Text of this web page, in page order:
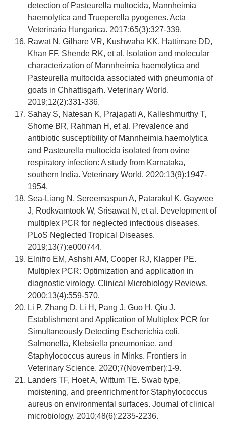
detection of Pasteurella multocida, Mannheimia
haemolytica and Trueperella pyogenes. Acta
Veterinaria Hungarica. 2017;65(3):327-339.
Rawat N, Gilhare VR, Kushwaha KK, Hattimare DD,
Khan FF, Shende RK, et al. Isolation and molecular
characterization of Mannheimia haemolytica and
Pasteurella multocida associated with pneumonia of
goats in Chhattisgarh. Veterinary World.
2019;12(2):331-336.
Sahay S, Natesan K, Prajapati A, Kalleshmurthy T,
Shome BR, Rahman H, et al. Prevalence and
antibiotic susceptibility of Mannheimia haemolytica
and Pasteurella multocida isolated from ovine
respiratory infection: A study from Karnataka,
southern India. Veterinary World. 2020;13(9):1947-
1954.
Sea-Liang N, Sereemaspun A, Patarakul K, Gaywee
J, Rodkvamtook W, Srisawat N, et al. Development of
multiplex PCR for neglected infectious diseases.
PLoS Neglected Tropical Diseases.
2019;13(7):e000744.
Elnifro EM, Ashshi AM, Cooper RJ, Klapper PE.
Multiplex PCR: Optimization and application in
diagnostic virology. Clinical Microbiology Reviews.
2000;13(4):559-570.
Li P, Zhang D, Li H, Pang J, Guo H, Qiu J.
Establishment and Application of Multiplex PCR for
Simultaneously Detecting Escherichia coli,
Salmonella, Klebsiella pneumoniae, and
Staphylococcus aureus in Minks. Frontiers in
Veterinary Science. 2020;7(November):1-9.
Landers TF, Hoet A, Wittum TE. Swab type,
moistening, and preenrichment for Staphylococcus
aureus on environmental surfaces. Journal of clinical
microbiology. 2010;48(6):2235-2236.